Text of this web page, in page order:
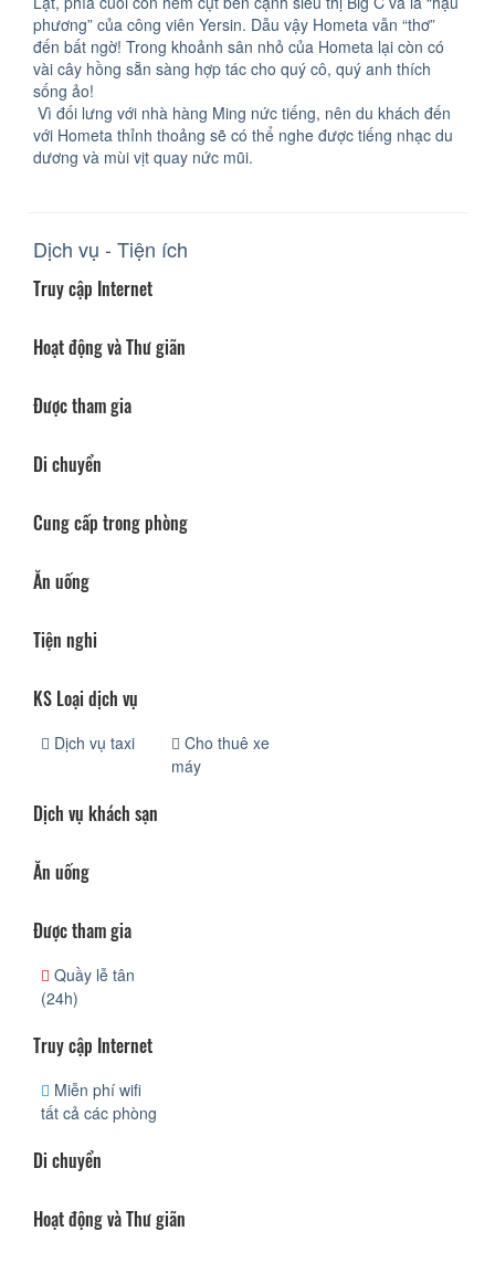
phương” của công viên Yersin. Dẫu vậy Hometa vẫn “thơ”
đến bất ngờ! Trong khoảnh sân nhỏ của Hometa lại còn có
vài cây hồng sẵn sàng hợp tác cho quý cô, quý anh thích
sống ảo!
Vì đối lưng với nhà hàng Ming nức tiếng, nên du khách đến
với Hometa thỉnh thoảng sẽ có thể nghe được tiếng nhạc du
dương và mùi vịt quay nức mũi.
Dịch vụ - Tiện ích
Truy cập Internet
Hoạt động và Thư giãn
Được tham gia
Di chuyển
Cung cấp trong phòng
Ăn uống
Tiện nghi
KS Loại dịch vụ
Dịch vụ taxi
Cho thuê xe
máy
Dịch vụ khách sạn
Ăn uống
Được tham gia
Quầy lễ tân
(24h)
Truy cập Internet
Miễn phí wifi
tất cả các phòng
Di chuyển
Hoạt động và Thư giãn